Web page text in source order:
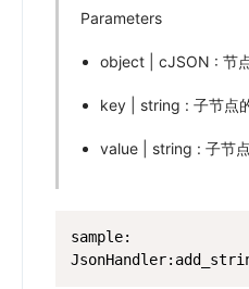
Parameters
object | cJSON : 节
key | string : 子节点
value | string : 子节
sample: